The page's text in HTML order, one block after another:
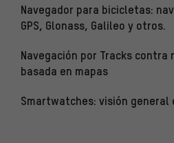
Navegador para bicicletas:
GPS, Glonass, Galileo y otros.
Navegación por Tracks contra
basada en mapas
Smartwatches: visión general